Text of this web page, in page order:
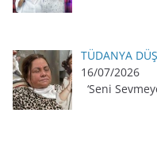
TÜDANYA
16/07/2026
‘Seni